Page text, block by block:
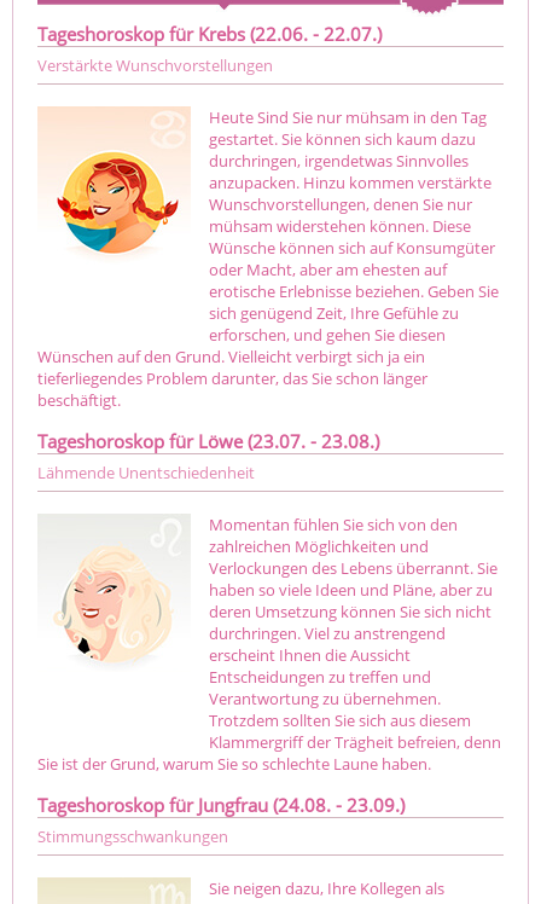
Tageshoroskop für Krebs (22.06. - 22.07.)
Verstärkte Wunschvorstellungen
Heute Sind Sie nur mühsam in den Tag
gestartet. Sie können sich kaum dazu
durchringen, irgendetwas Sinnvolles
anzupacken. Hinzu kommen verstärkte
Wunschvorstellungen, denen Sie nur
mühsam widerstehen können. Diese
Wünsche können sich auf Konsumgüter
oder Macht, aber am ehesten auf
erotische Erlebnisse beziehen. Geben Sie
sich genügend Zeit, Ihre Gefühle zu
erforschen, und gehen Sie diesen
Wünschen auf den Grund. Vielleicht verbirgt sich ja ein
tieferliegendes Problem darunter, das Sie schon länger
beschäftigt.
Tageshoroskop für Löwe (23.07. - 23.08.)
Lähmende Unentschiedenheit
Momentan fühlen Sie sich von den
zahlreichen Möglichkeiten und
Verlockungen des Lebens überrannt. Sie
haben so viele Ideen und Pläne, aber zu
deren Umsetzung können Sie sich nicht
durchringen. Viel zu anstrengend
erscheint Ihnen die Aussicht
Entscheidungen zu treffen und
Verantwortung zu übernehmen.
Trotzdem sollten Sie sich aus diesem
Klammergriff der Trägheit befreien, denn
Sie ist der Grund, warum Sie so schlechte Laune haben.
Tageshoroskop für Jungfrau (24.08. - 23.09.)
Stimmungsschwankungen
Sie neigen dazu, Ihre Kollegen als